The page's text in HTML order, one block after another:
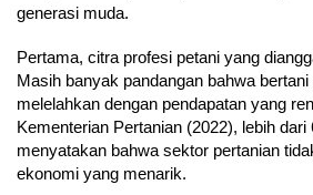
generasi muda.
Pertama, citra profesi petani yang
Masih banyak pandangan bahwa
melelahkan dengan pendapatan yang
Kementerian Pertanian (2022), lebih
menyatakan bahwa sektor pertanian
ekonomi yang menarik.